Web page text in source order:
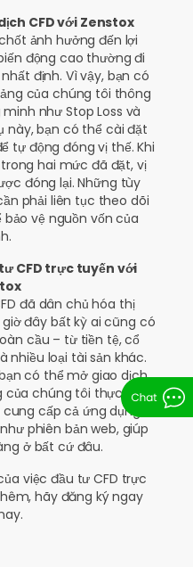
CFD với Zenstox
ảnh hưởng đến lợi
động cao thường đi
định. Vì vậy, bạn có
của chúng tôi thông
như Stop Loss và
này, bạn có thể cài đặt
tự động đóng vị thế. Khi
hai mức đã đặt, vị
đóng lại. Những tùy
phải liên tục theo dõi
vệ nguồn vốn của
CFD trực tuyến với
đã dân chủ hóa thị
đây bất kỳ ai cũng có
cầu – từ tiền tệ, cổ
nhiều loại tài sản khác.
có thể mở giao dịch,
của chúng tôi thực hiện
cấp cả ứng dụng di
phiên bản web, giúp
ở bất cứ đâu.
việc đầu tư CFD trực
hãy đăng ký ngay